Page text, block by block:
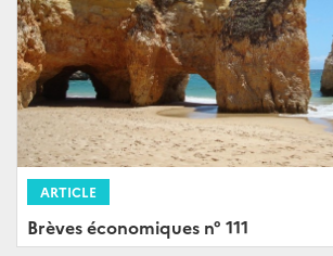
ARTICLE
Brèves économiques n° 111